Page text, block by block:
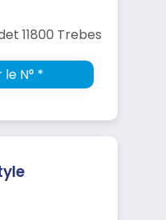
11800 Trebes
N° *